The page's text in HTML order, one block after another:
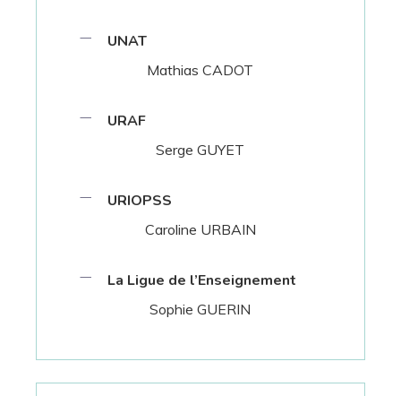
UNAT
Mathias CADOT
URAF
Serge GUYET
URIOPSS
Caroline URBAIN
La Ligue de l’Enseignement
Sophie GUERIN